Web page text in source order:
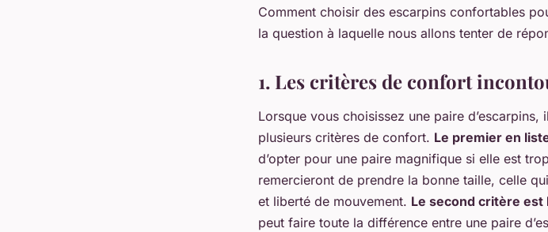
Comment choisir des escarpins confortables
la question à laquelle nous allons tenter de
1. Les critères de confort
Lorsque vous choisissez une paire
plusieurs critères de confort. Le premier en
d’opter pour une paire magnifique si elle est
remercieront de prendre la bonne taille, celle
et liberté de mouvement. Le second critère est
peut faire toute la différence entre une paire